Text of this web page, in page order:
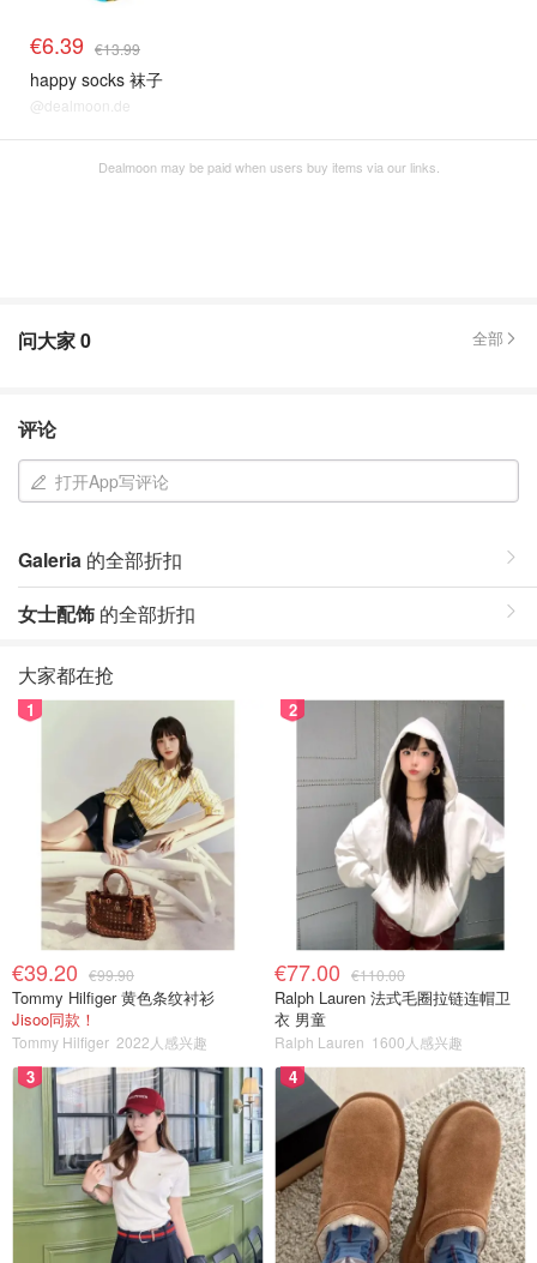
€6.39 €13.99
happy socks 袜子
@dealmoon.de
Dealmoon may be paid when users buy items via our links.
问大家0 全部
评论
打开App写评论
Galeria 的全部折扣
女士配饰 的全部折扣
大家都在抢
1
€39.20 €99.90
Tommy Hilfiger 黄色条纹衬衫
Jisoo同款！
Tommy Hilfiger 2022人感兴趣
2
€77.00 €110.00
Ralph Lauren 法式毛圈拉链连帽卫
衣 男童
Ralph Lauren 1600人感兴趣
3 4